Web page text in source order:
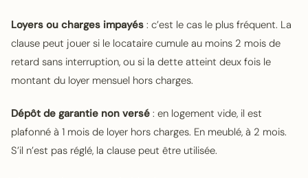
Loyers ou charges impayés : c’est le cas le plus fréquent. La
clause peut jouer si le locataire cumule au moins 2 mois de
retard sans interruption, ou si la dette atteint deux fois le
montant du loyer mensuel hors charges.
Dépôt de garantie non versé : en logement vide, il est
plafonné à 1 mois de loyer hors charges. En meublé, à 2 mois.
S’il n’est pas réglé, la clause peut être utilisée.